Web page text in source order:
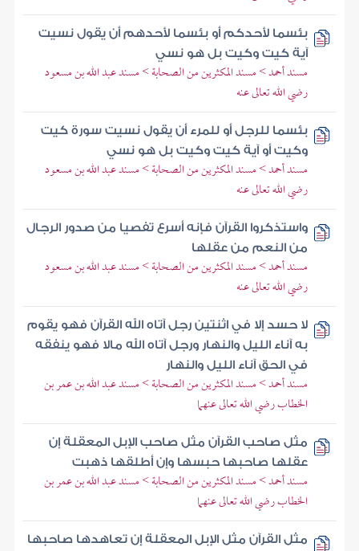
بئسما لأحدكم أو بئسما لأحدهم أن يقول نسيت
آية كيت وكيت بل هو نسي
مسند أحمد > مسند المكثرين من الصحابة > مسند عبد الله بن مسعود
رضي الله تعالى عنه
بئسما للرجل أو للمرء أن يقول نسيت سورة كيت
وكيت أو آية كيت وكيت بل هو نسي
مسند أحمد > مسند المكثرين من الصحابة > مسند عبد الله بن مسعود
رضي الله تعالى عنه
واستذكروا القرآن فإنه أسرع تفصيا من صدور الرجال
من النعم من عقلها
مسند أحمد > مسند المكثرين من الصحابة > مسند عبد الله بن مسعود
رضي الله تعالى عنه
لا حسد إلا في اثنتين رجل آتاه الله القرآن فهو يقوم
به آناء الليل والنهار ورجل آتاه الله مالا فهو ينفقه
في الحق آناء الليل والنهار
مسند أحمد > مسند المكثرين من الصحابة > مسند عبد الله بن عمر بن
الخطاب رضي الله تعالى عنهما
مثل صاحب القرآن مثل صاحب الإبل المعقلة إن
عقلها صاحبها حبسها وإن أطلقها ذهبت
مسند أحمد > مسند المكثرين من الصحابة > مسند عبد الله بن عمر بن
الخطاب رضي الله تعالى عنهما
مثل القرآن مثل الإبل المعقلة إن تعاهدها صاحبها